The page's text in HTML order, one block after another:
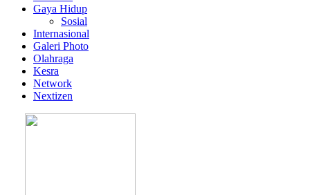
Gaya Hidup
Sosial
Internasional
Galeri Photo
Olahraga
Kesra
Network
Nextizen